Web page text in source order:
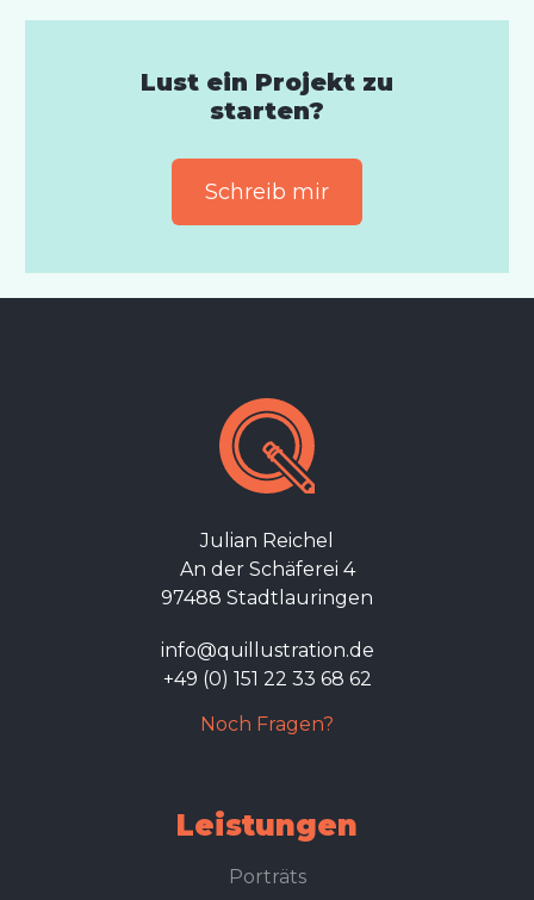
Lust ein Projekt zu
starten?
Schreib mir
Julian Reichel
An der Schäferei 4
97488 Stadtlauringen
info@quillustration.de
+49 (0) 151 22 33 68 62
Noch Fragen?
Leistungen
Porträts